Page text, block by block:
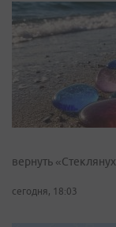
вернуть
сегодня, 18:03